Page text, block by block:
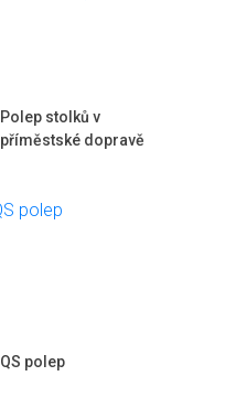
Polep stolků v
příměstské dopravě
QS polep